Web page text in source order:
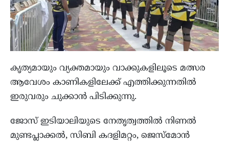
കൃത്യമായും വ്യക്തമായും വാക്കുകളിലൂടെ മത്സര
ആവേശം കാണികളിലേക്ക് എത്തിക്കുന്നതില്‍
ഇരുവരും ചുക്കാന്‍ പിടിക്കുന്നു.
ജോസ് ഇടിയാലിയുടെ നേതൃത്വത്തില്‍ നിണല്‍
മുണ്ടപ്ലാക്കല്‍, സിബി കദളിമറ്റം, ജെസ്‌മോന്‍